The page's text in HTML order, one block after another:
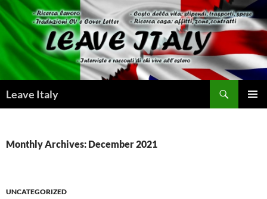
Skip
to
content
Leave Italy
Monthly Archives: December 2021
UNCATEGORIZED